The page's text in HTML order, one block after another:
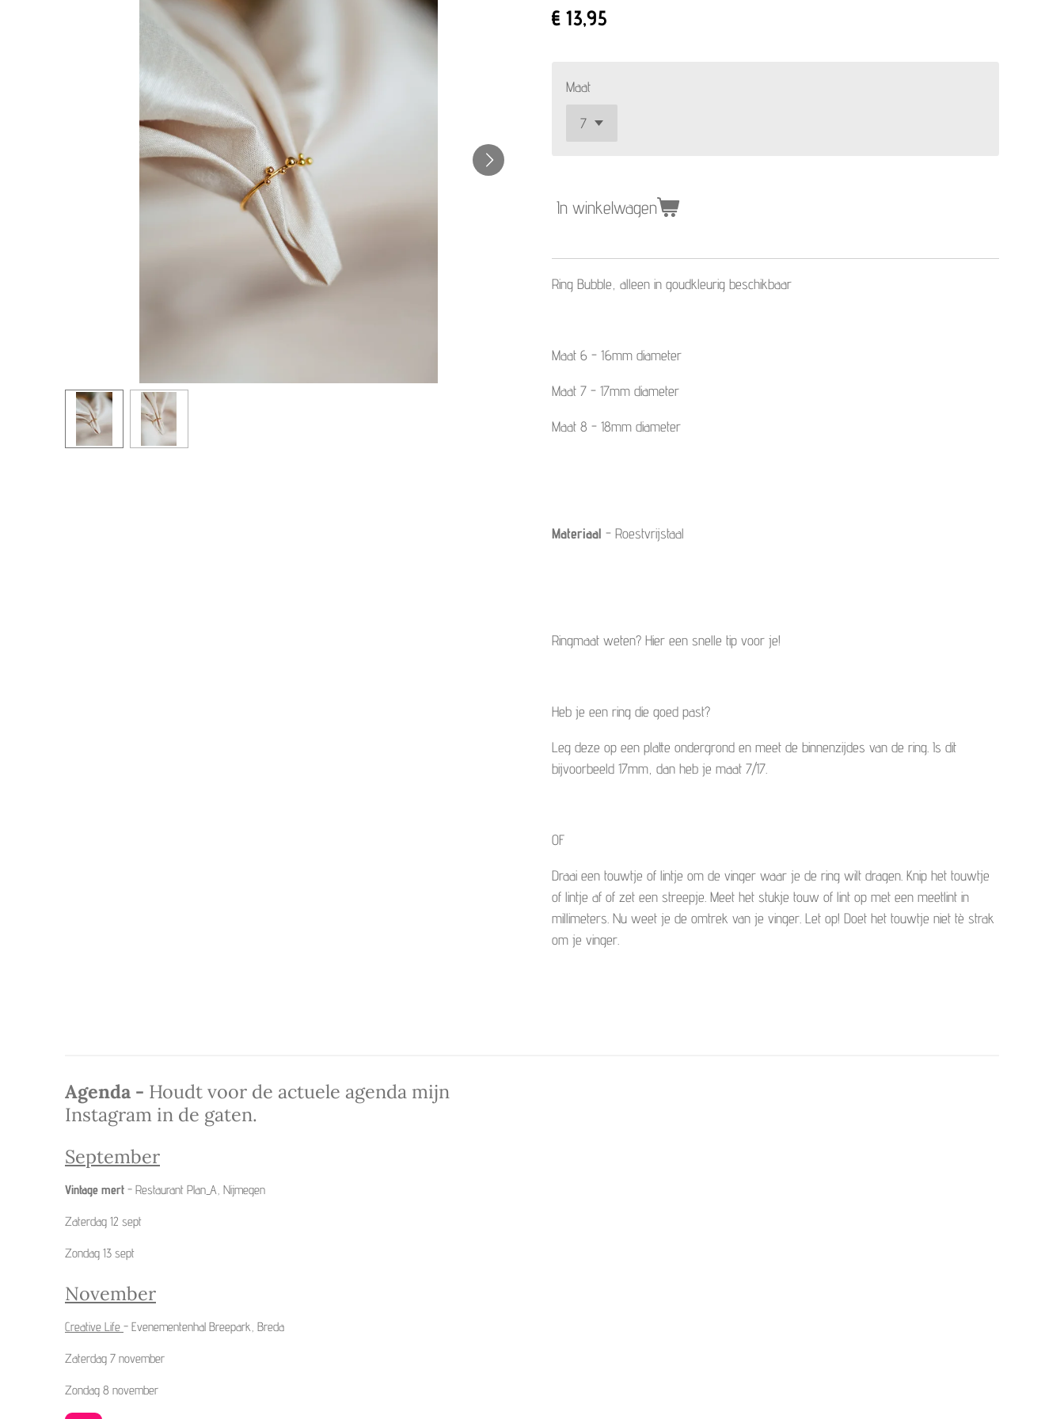
€ 13,95
Maat
In winkelwagen
Ring Bubble, alleen in goudkleurig beschikbaar
Maat 6 - 16mm diameter
Maat 7 - 17mm diameter
Maat 8 - 18mm diameter
Materiaal - Roestvrijstaal
Ringmaat weten? Hier een snelle tip voor je!
Heb je een ring die goed past?
Leg deze op een platte ondergrond en meet de binnenzijdes van de ring. Is dit
bijvoorbeeld 17mm, dan heb je maat 7/17.
OF
Draai een touwtje of lintje om de vinger waar je de ring wilt dragen. Knip het touwtje
of lintje af of zet een streepje. Meet het stukje touw of lint op met een meetlint in
millimeters. Nu weet je de omtrek van je vinger. Let op! Doet het touwtje niet tè strak
om je vinger.
Agenda - Houdt voor de actuele agenda mijn
Instagram in de gaten.
September
Vintage mert - Restaurant Plan_A, Nijmegen
Zaterdag 12 sept
Zondag 13 sept
November
Creative Life - Evenementenhal Breepark, Breda
Zaterdag 7 november
Zondag 8 november